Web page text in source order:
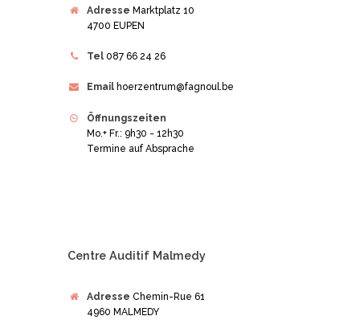
Adresse Marktplatz 10
4700 EUPEN
Tel 087 66 24 26
Email hoerzentrum@fagnoul.be
Öffnungszeiten
Mo.+ Fr.: 9h30 - 12h30
Termine auf Absprache
Centre Auditif Malmedy
Adresse Chemin-Rue 61
4960 MALMEDY